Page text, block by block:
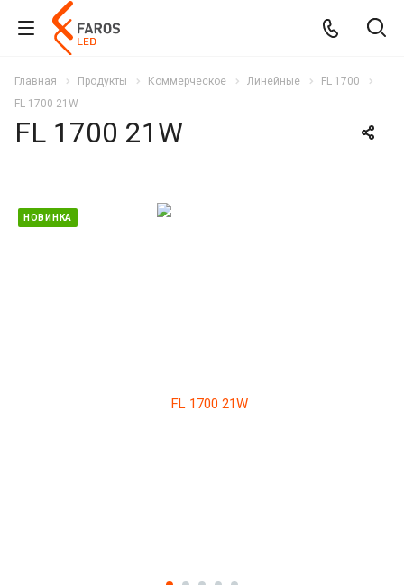
Главная Продукты Коммерческое Линейные
FL 1700
FL 1700 21W
FL 1700 21W
НОВИНКА